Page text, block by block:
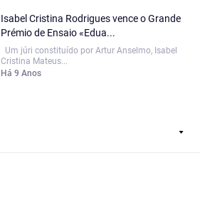
Isabel Cristina Rodrigues vence o Grande
Prémio de Ensaio «Edua...
Um júri constituído por Artur Anselmo, Isabel
Cristina Mateus...
Há 9 Anos